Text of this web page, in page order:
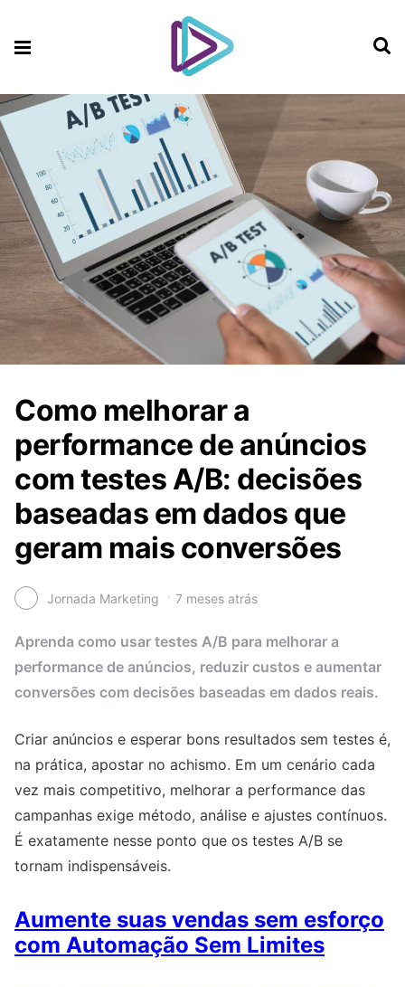
Como melhorar a
performance de anúncios
com testes A/B: decisões
baseadas em dados que
geram mais conversões
Jornada Marketing 7 meses atrás
Aprenda como usar testes A/B para melhorar a
performance de anúncios, reduzir custos e aumentar
conversões com decisões baseadas em dados reais.
Criar anúncios e esperar bons resultados sem testes é,
na prática, apostar no achismo. Em um cenário cada
vez mais competitivo, melhorar a performance das
campanhas exige método, análise e ajustes contínuos.
É exatamente nesse ponto que os testes A/B se
tornam indispensáveis.
Aumente suas vendas sem esforço
com Automação Sem Limites